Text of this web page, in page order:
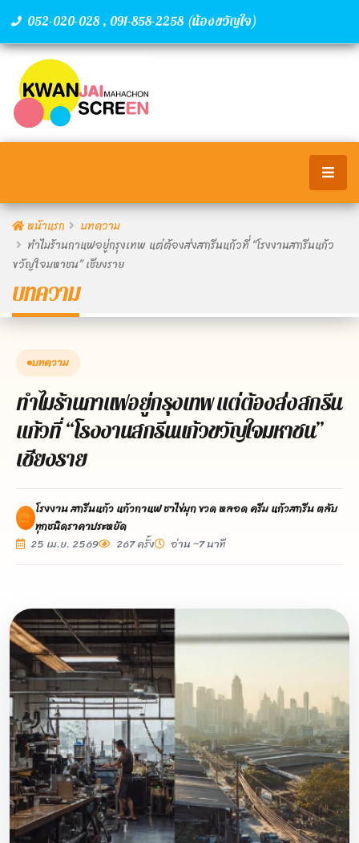
052-020-028 , 091-858-2258 (น้องขวัญใจ)
หน้าแรก
บทความ
ทำไมร้านกาแฟอยู่กรุงเทพ แต่ต้องส่งสกรีนแก้วที่ “โรงงานสกรีนแก้ว
ขวัญใจมหาชน” เชียงราย
บทความ
บทความ
ทำไมร้านกาแฟอยู่กรุงเทพ แต่ต้องส่งสกรีน
แก้วที่ “โรงงานสกรีนแก้วขวัญใจมหาชน”
เชียงราย
โรงงาน สกรีนแก้ว แก้วกาแฟ ชาไข่มุก ขวด หลอด ครีม แก้วสกรีน ตลับ
ทุกชนิดราคาประหยัด
25 เม.ย. 2569
267 ครั้ง อ่าน ~7 นาที